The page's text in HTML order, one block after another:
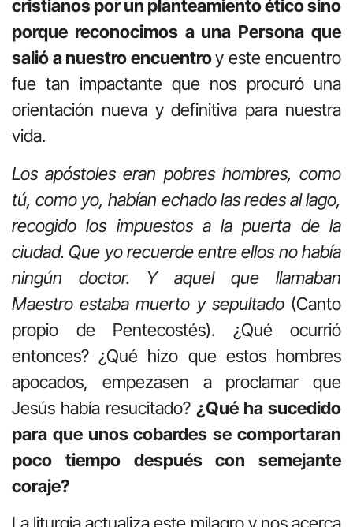
cristianos por un planteamiento ético sino
porque reconocimos a una Persona que
salió a nuestro encuentroy este encuentro
fue tan impactante que nos procuró una
orientación nueva y definitiva para nuestra
vida.
Los apóstoles eran pobres hombres, como
tú, como yo, habían echado las redes al lago,
recogido los impuestos a la puerta de la
ciudad. Que yo recuerde entre ellos no había
ningún doctor. Y aquel que llamaban
Maestro estaba muerto y sepultado(Canto
propio de Pentecostés). ¿Qué ocurrió
entonces? ¿Qué hizo que estos hombres
apocados, empezasen a proclamar que
Jesús había resucitado? ¿Qué ha sucedido
para que unos cobardes se comportaran
poco tiempo después con semejante
coraje?